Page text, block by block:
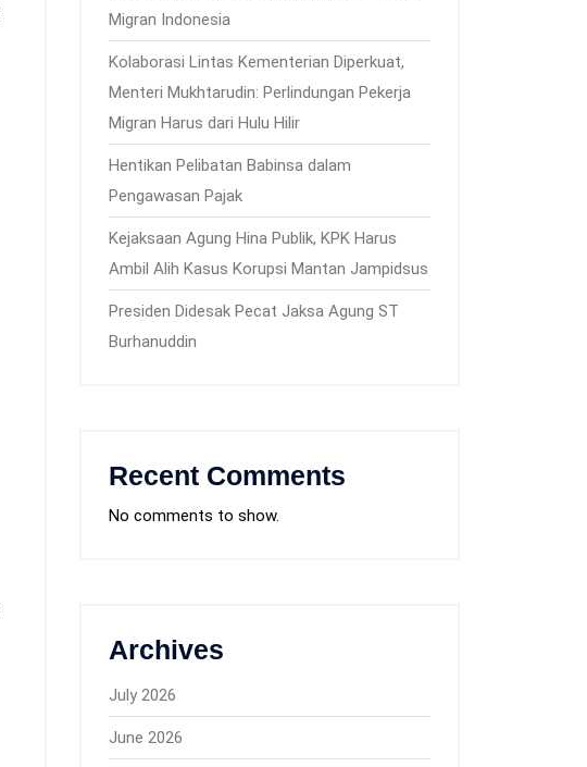
Migran Indonesia
Kolaborasi Lintas Kementerian Diperkuat,
Menteri Mukhtarudin: Perlindungan Pekerja
Migran Harus dari Hulu Hilir
Hentikan Pelibatan Babinsa dalam
Pengawasan Pajak
Kejaksaan Agung Hina Publik, KPK Harus
Ambil Alih Kasus Korupsi Mantan Jampidsus
Presiden Didesak Pecat Jaksa Agung ST
Burhanuddin
Recent Comments
No comments to show.
Archives
July 2026
June 2026